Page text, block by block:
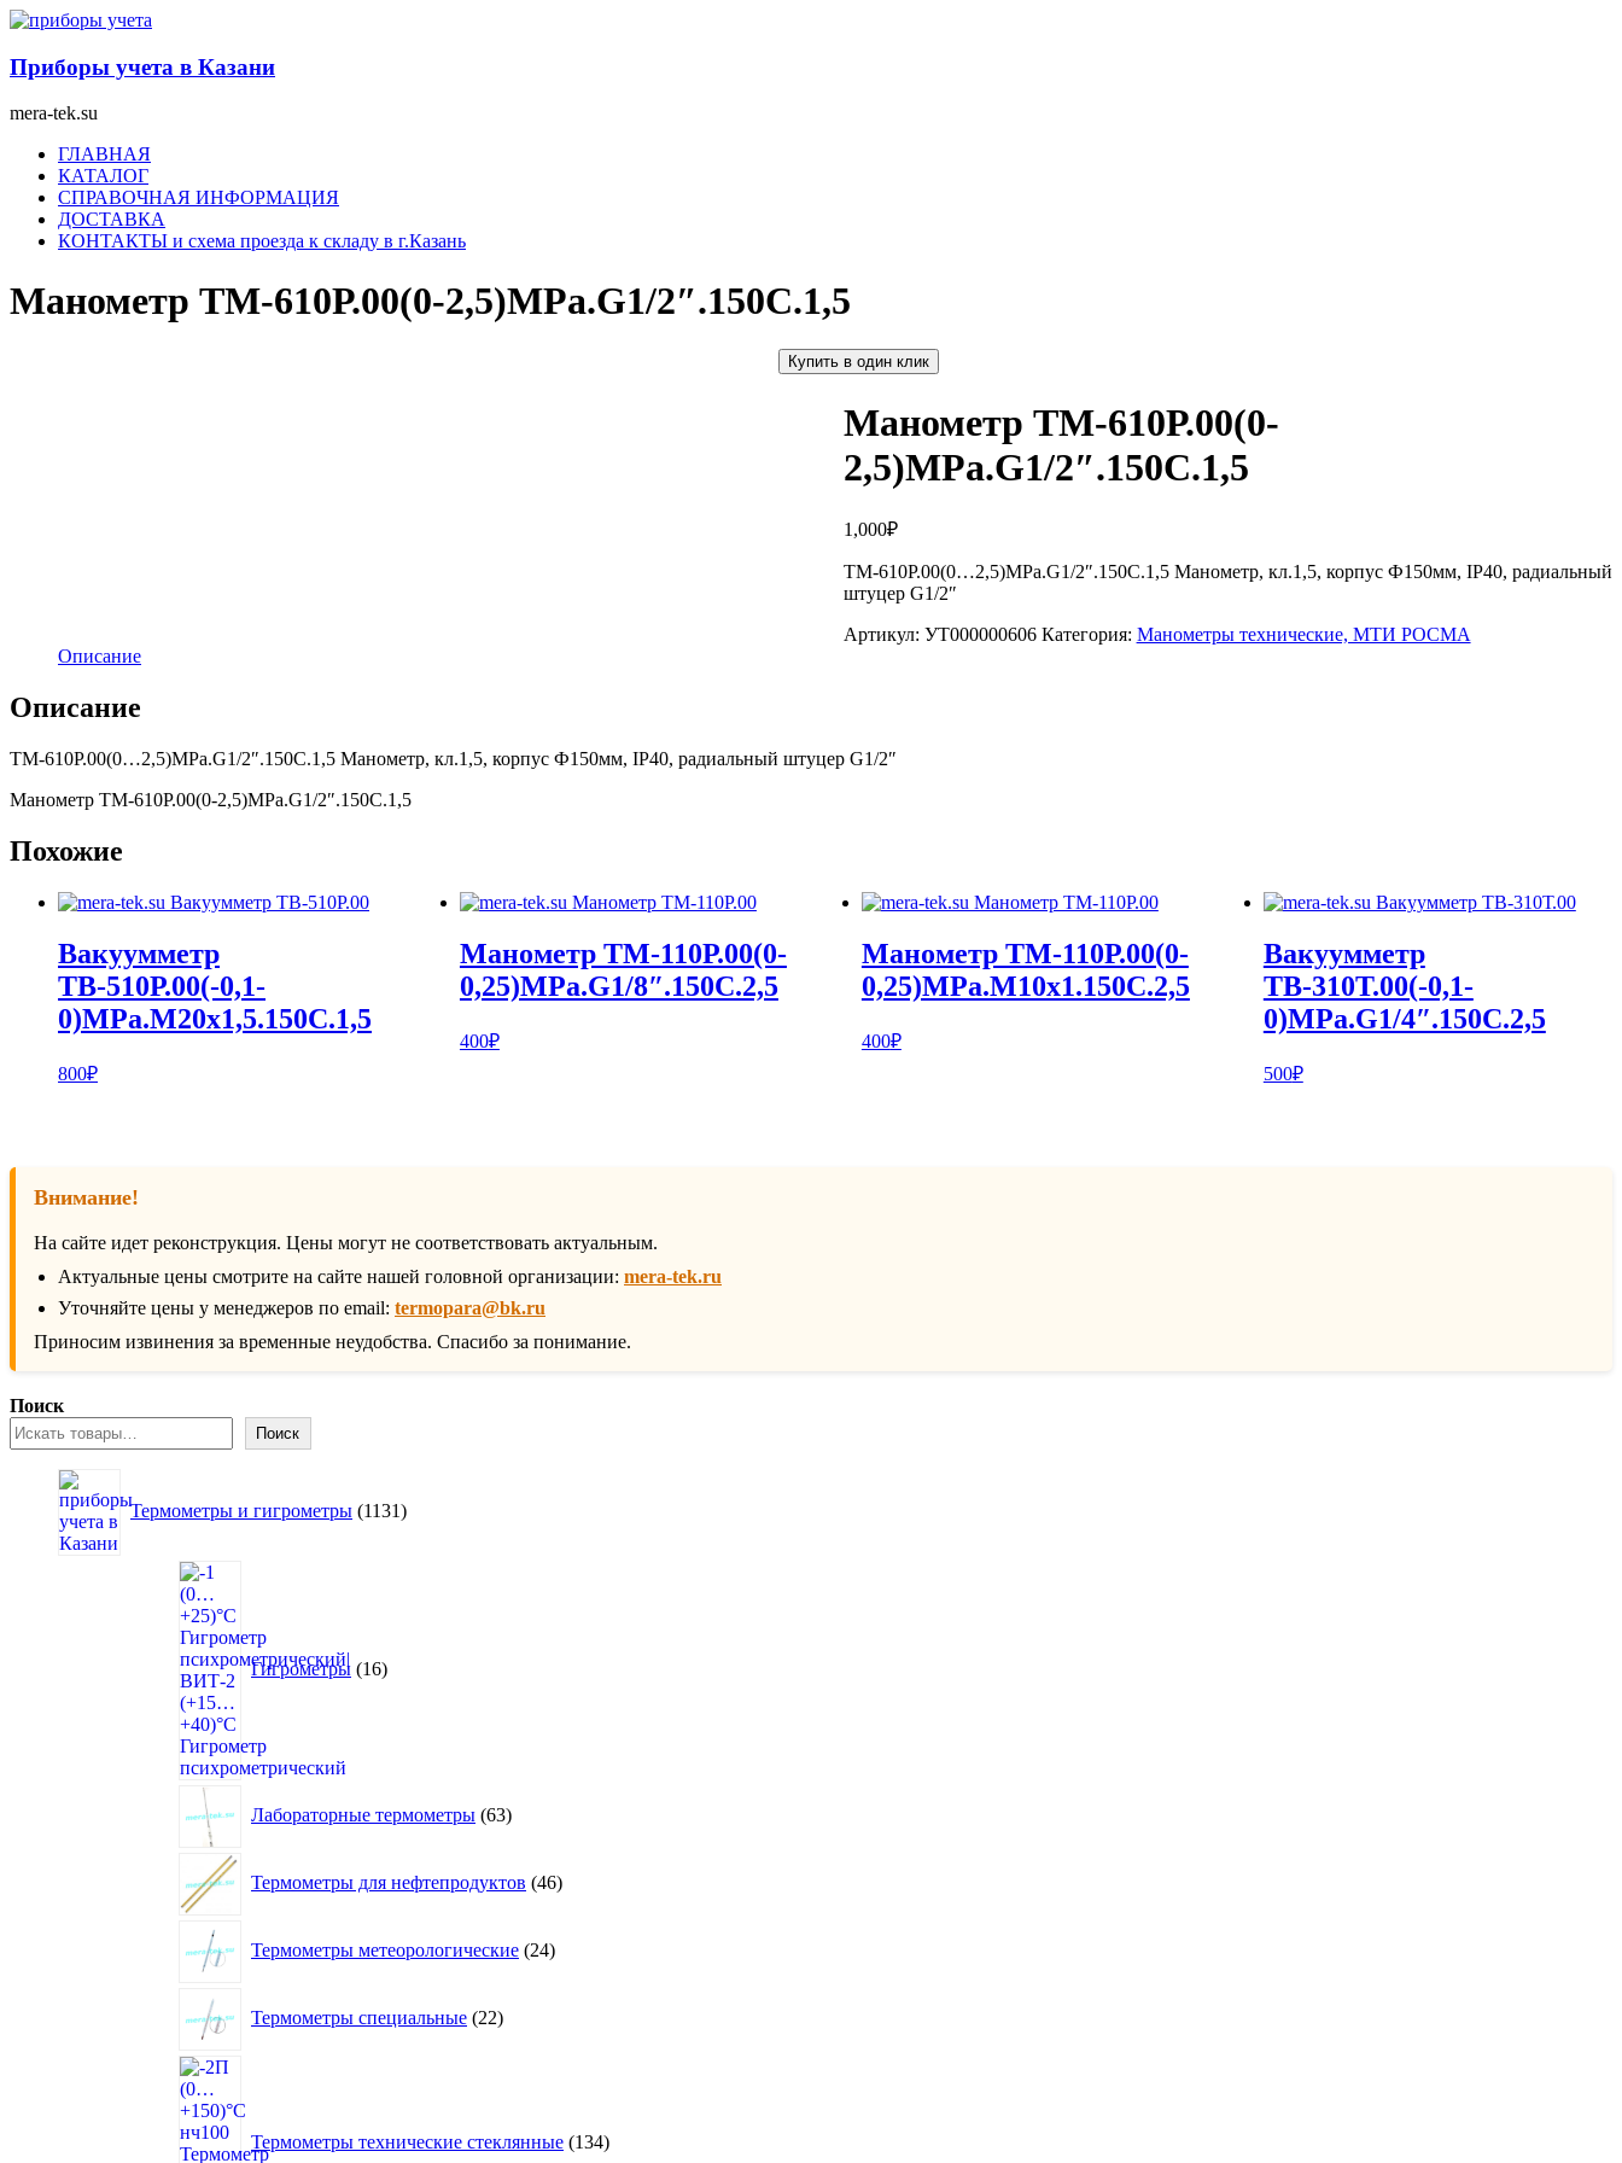
Перейти
содержимому
Приборы учета в Казани
mera-tek.su
МенюГЛАВНАЯ
КАТАЛОГ
СПРАВОЧНАЯ ИНФОРМАЦИЯ
ДОСТАВКА
КОНТАКТЫ и схема проезда к складу в г.Казань
Манометр ТМ-610Р.00(0-2,5)MPa.G1/2″.150С.1,5
Купить в один клик
Манометр ТМ-610Р.00(0-
2,5)MPa.G1/2″.150С.1,5
1,000₽
ТМ-610Р.00(0…2,5)MPa.G1/2″.150С.1,5 Манометр, кл.1,5, корпус Ф150мм, IP40, радиальный
штуцер G1/2″
Артикул: УТ000000606 Категория: Манометры технические, МТИ РОСМА
Описание
Описание
ТМ-610Р.00(0…2,5)MPa.G1/2″.150С.1,5 Манометр, кл.1,5, корпус Ф150мм, IP40, радиальный штуцер G1/2″
Манометр ТМ-610Р.00(0-2,5)MPa.G1/2″.150С.1,5
Похожие
Вакуумметр
ТВ-510Р.00(-0,1-
0)MPa.M20х1,5.150С.1,5
800₽
Манометр ТМ-110Р.00(0-
0,25)MPa.G1/8″.150С.2,5
400₽
Манометр ТМ-110Р.00(0-
0,25)MPa.М10х1.150С.2,5
400₽
Вакуумметр
ТВ-310Т.00(-0,1-
0)MPa.G1/4″.150С.2,5
500₽
Внимание!
На сайте идет реконструкция. Цены могут не соответствовать актуальным.
Актуальные цены смотрите на сайте нашей головной организации: mera-tek.ru
Уточняйте цены у менеджеров по email: termopara@bk.ru
Приносим извинения за временные неудобства. Спасибо за понимание.
Поиск
Поиск
Термометры и гигрометры 1131
товар
Гигрометры 16
Лабораторные термометры 63товара
Термометры для нефтепродуктов 46товаров
Термометры метеорологические 24товара
Термометры специальные 22товара
Термометры технические стеклянные 134